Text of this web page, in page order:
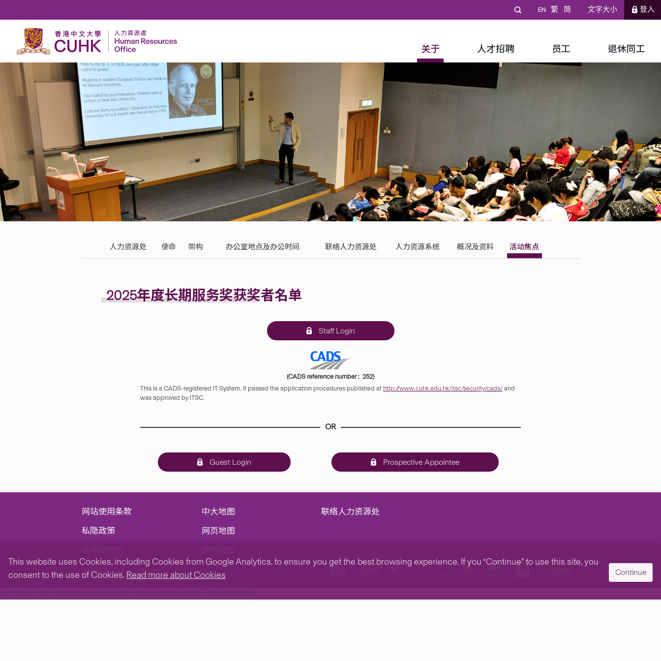
EN 繁 简 文字大小 登入
关于 人才招聘 员工 退休同工
人力资源处 使命 架构 办公室地点及办公时间 联络人力资源处 人力资源系统 概况及资料 活动焦点
2025年度长期服务奖获奖者名单
Staff Login
(CADS reference number : 252)
This is a CADS-registered IT System. It passed the application procedures published at http://www.cuhk.edu.hk/itsc/security/cads/ and
was approved by ITSC.
OR
Guest Login Prospective Appointee
网站使用条款
私隐政策
中大地图
网页地图
联络人力资源处
香港中文大学 2026 版权所有
This website uses Cookies, including Cookies from Google Analytics, to ensure you get the best browsing experience. If you “Continue” to use this site, you
consent to the use of Cookies. Read more about Cookies Continue